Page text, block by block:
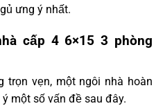
ưng ý nhất.
cấp 4 6×15 3 phòng
trọn vẹn, một ngôi nhà hoàn
một số vấn đề sau đây.